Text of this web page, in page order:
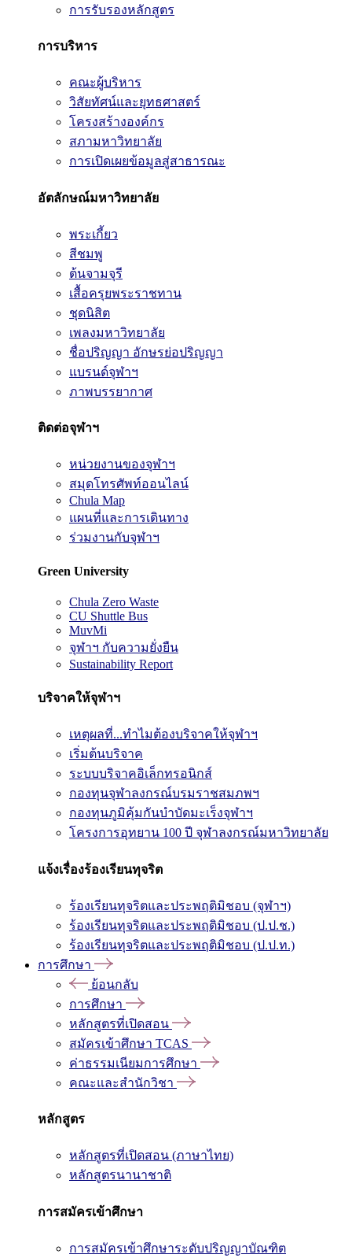
การรับรองหลักสูตร
การบริหาร
คณะผู้บริหาร
วิสัยทัศน์และยุทธศาสตร์
โครงสร้างองค์กร
สภามหาวิทยาลัย
การเปิดเผยข้อมูลสู่สาธารณะ
อัตลักษณ์มหาวิทยาลัย
พระเกี้ยว
สีชมพู
ต้นจามจุรี
เสื้อครุยพระราชทาน
ชุดนิสิต
เพลงมหาวิทยาลัย
ชื่อปริญญา อักษรย่อปริญญา
แบรนด์จุฬาฯ
ภาพบรรยากาศ
ติดต่อจุฬาฯ
หน่วยงานของจุฬาฯ
สมุดโทรศัพท์ออนไลน์
Chula Map
แผนที่และการเดินทาง
ร่วมงานกับจุฬาฯ
Green University
Chula Zero Waste
CU Shuttle Bus
MuvMi
จุฬาฯ กับความยั่งยืน
Sustainability Report
บริจาคให้จุฬาฯ
เหตุผลที่...ทำไมต้องบริจาคให้จุฬาฯ
เริ่มต้นบริจาค
ระบบบริจาคอิเล็กทรอนิกส์
กองทุนจุฬาลงกรณ์บรมราชสมภพฯ
กองทุนภูมิคุ้มกันบำบัดมะเร็งจุฬาฯ
โครงการอุทยาน 100 ปี จุฬาลงกรณ์มหาวิทยาลัย
แจ้งเรื่องร้องเรียนทุจริต
ร้องเรียนทุจริตและประพฤติมิชอบ (จุฬาฯ)
ร้องเรียนทุจริตและประพฤติมิชอบ (ป.ป.ช.)
ร้องเรียนทุจริตและประพฤติมิชอบ (ป.ป.ท.)
การศึกษา
ย้อนกลับ
การศึกษา
หลักสูตรที่เปิดสอน
สมัครเข้าศึกษา TCAS
ค่าธรรมเนียมการศึกษา
คณะและสำนักวิชา
หลักสูตร
หลักสูตรที่เปิดสอน (ภาษาไทย)
หลักสูตรนานาชาติ
การสมัครเข้าศึกษา
การสมัครเข้าศึกษาระดับปริญญาบัณฑิต